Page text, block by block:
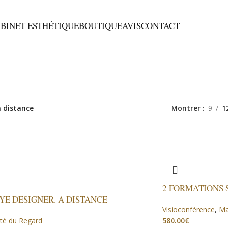
ESTHÉTIQUEBOUTIQUEAVISCONTACT
distance Montrer 9
DESIGNER. A DISTANCE
du Regard
2 FORMATIONS
Visioconférence,
€